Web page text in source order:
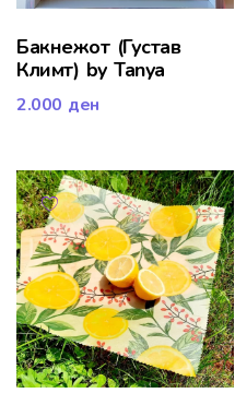
Бакнежот (Густав
Климт) by Tanya
2.000 ден